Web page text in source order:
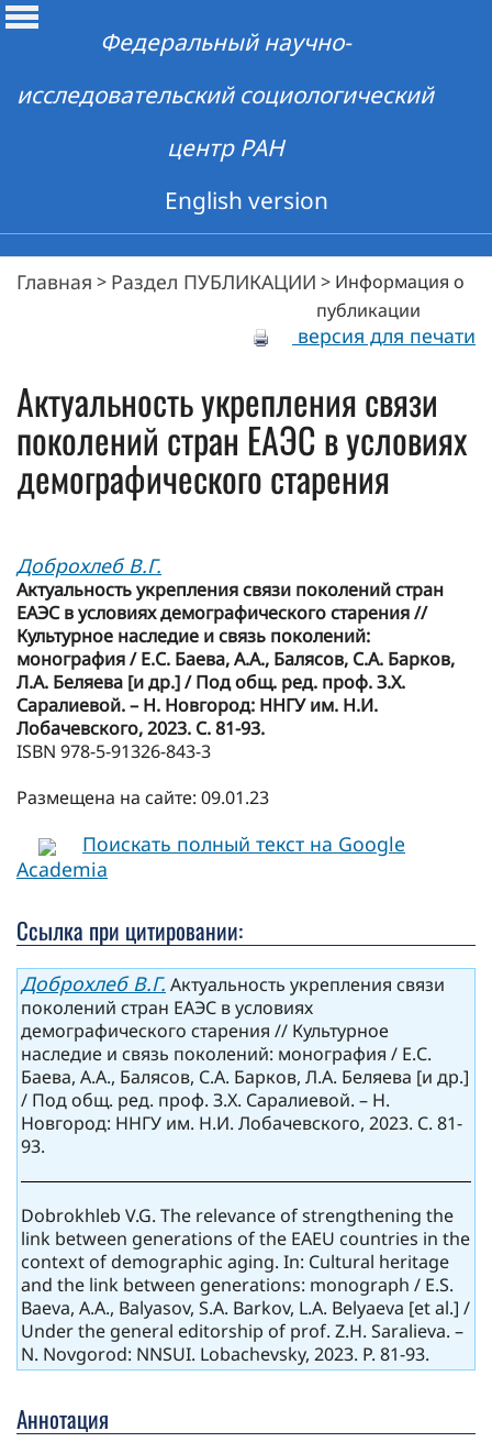
Федеральный научно-
исследовательский социологический
центр РАН
English version
Главная > Раздел ПУБЛИКАЦИИ > Информация о
публикации
версия для печати
Актуальность укрепления связи
поколений стран ЕАЭС в условиях
демографического старения
Доброхлеб В.Г.
Актуальность укрепления связи поколений стран
ЕАЭС в условиях демографического старения //
Культурное наследие и связь поколений:
монография / Е.С. Баева, А.А., Балясов, С.А. Барков,
Л.А. Беляева [и др.] / Под общ. ред. проф. З.Х.
Саралиевой. – Н. Новгород: ННГУ им. Н.И.
Лобачевского, 2023. С. 81-93.
ISBN 978-5-91326-843-3
Размещена на сайте: 09.01.23
Поискать полный текст на Google
Academia
Ссылка при цитировании:
Доброхлеб В.Г. Актуальность укрепления связи
поколений стран ЕАЭС в условиях
демографического старения // Культурное
наследие и связь поколений: монография / Е.С.
Баева, А.А., Балясов, С.А. Барков, Л.А. Беляева [и др.]
/ Под общ. ред. проф. З.Х. Саралиевой. – Н.
Новгород: ННГУ им. Н.И. Лобачевского, 2023. С. 81-
93.
Dobrokhleb V.G. The relevance of strengthening the
link between generations of the EAEU countries in the
context of demographic aging. In: Cultural heritage
and the link between generations: monograph / E.S.
Baeva, A.A., Balyasov, S.A. Barkov, L.A. Belyaeva [et al.] /
Under the general editorship of prof. Z.H. Saralieva. –
N. Novgorod: NNSUI. Lobachevsky, 2023. P. 81-93.
Аннотация